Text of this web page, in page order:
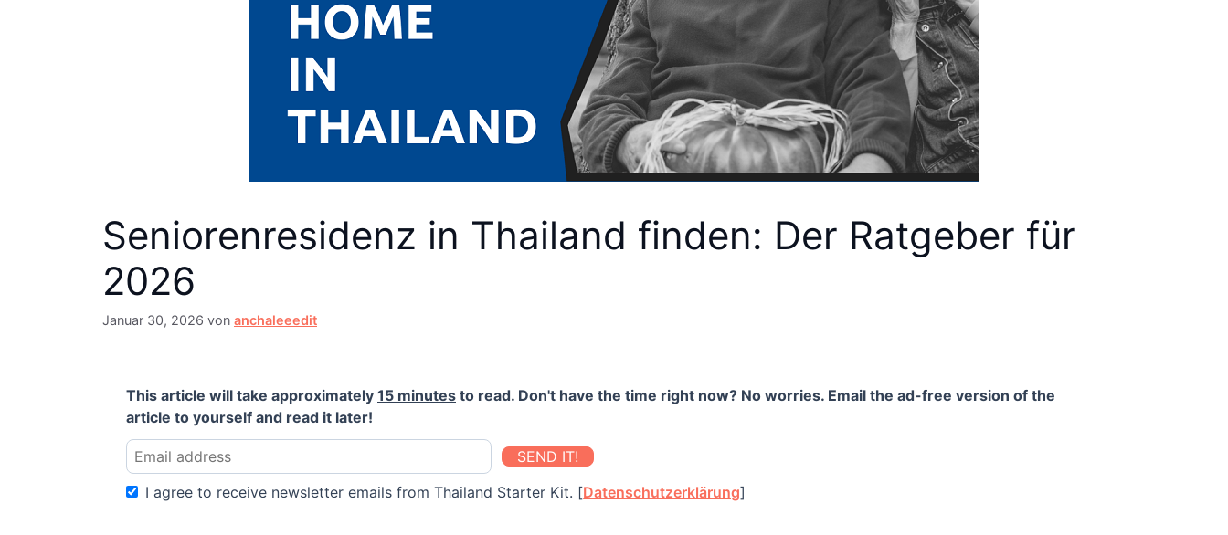
Seniorenresidenz in Thailand finden: Der Ratgeber für
2026
Januar 30, 2026 von anchaleeedit
This article will take approximately 15 minutes to read. Don't have the time right now? No worries. Email the ad-free version of the
article to yourself and read it later!
SEND IT!
I agree to receive newsletter emails from Thailand Starter Kit. [Datenschutzerklärung]